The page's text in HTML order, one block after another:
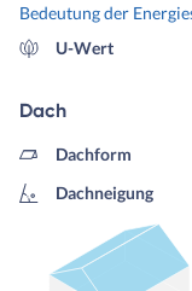
Bedeutung der
U-Wert
Dach
Dachform
Dachneigung